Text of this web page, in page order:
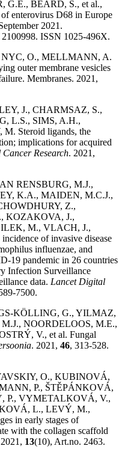
BEARD, S., et al.,
enterovirus D68 in Europe
2021.
ISSN 1025-496X.
O., MELLMANN, A.
outer membrane vesicles
Membranes. 2021,
J., CHARMSAZ, S.,
L.S., SIMS, A.H.,
Steroid ligands, the
implications for acquired
Research. 2021,
RENSBURG, M.J.,
K.A., MAIDEN, M.C.J.,
Z.,
KOZAKOVA, J.,
M., VLACH, J.,
of invasive disease
influenzae, and
19 pandemic in 26 countries
Infection Surveillance
data. Lancet Digital
7500.
KÖLLING, G., YILMAZ,
NOORDELOOS, M.E.,
V., et al. Fungal
. 2021, 46, 313-528.
O., KUBINOVÁ,
P., ŠTĚPÁNKOVÁ,
P., VYMETALKOVÁ, V.,
L., LEVÝ, M.,
in early stages of
with the collagen scaffold
13(10), Art.no. 2463.